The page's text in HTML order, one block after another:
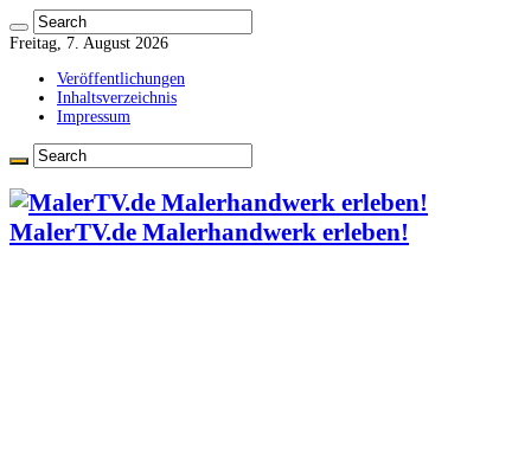
Freitag, 7. August 2026
Veröffentlichungen
Inhaltsverzeichnis
Impressum
MalerTV.de Malerhandwerk erleben!